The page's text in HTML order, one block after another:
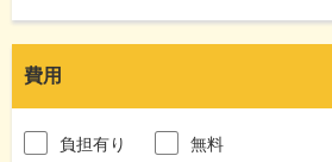
費用
負担有り 無料